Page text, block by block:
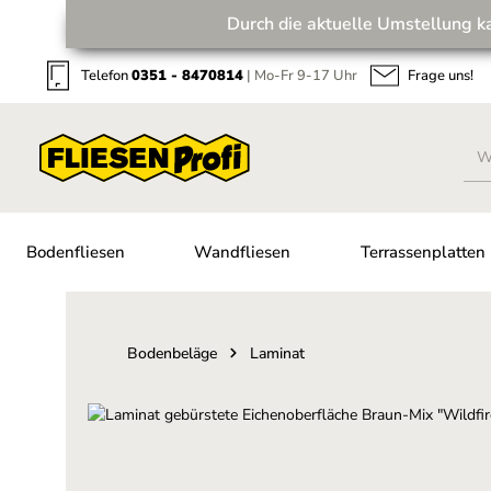
Zur Hauptnavigation springenDurch die aktuelle Umstellung
Telefon0351 - 8470814 | Mo-Fr 9-17 Uhr Frage uns!
Bodenfliesen Wandfliesen Terrassenplatten
Bodenbeläge Laminat